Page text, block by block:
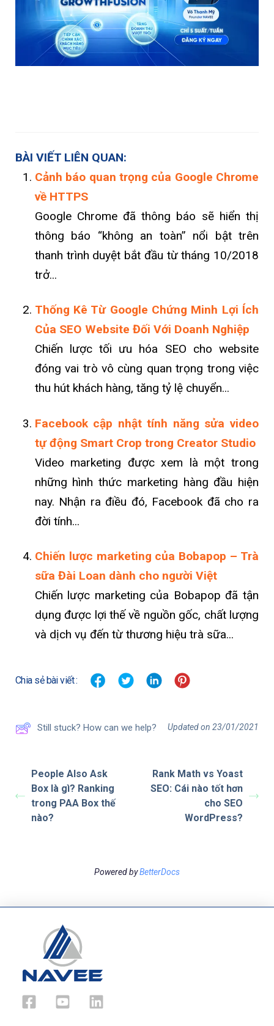
BÀI VIẾT LIÊN QUAN:
Cảnh báo quan trọng của Google Chrome
về HTTPS
Google Chrome đã thông báo sẽ hiển thị
thông báo “không an toàn” nổi bật trên
thanh trình duyệt bắt đầu từ tháng 10/2018
trở...
Thống Kê Từ Google Chứng Minh Lợi Ích
Của SEO Website Đối Với Doanh Nghiệp
Chiến lược tối ưu hóa SEO cho website
đóng vai trò vô cùng quan trọng trong việc
thu hút khách hàng, tăng tỷ lệ chuyển...
Facebook cập nhật tính năng sửa video
tự động Smart Crop trong Creator Studio
Video marketing được xem là một trong
những hình thức marketing hàng đầu hiện
nay. Nhận ra điều đó, Facebook đã cho ra
đời tính...
Chiến lược marketing của Bobapop – Trà
sữa Đài Loan dành cho người Việt
Chiến lược marketing của Bobapop đã tận
dụng được lợi thế về nguồn gốc, chất lượng
và dịch vụ đến từ thương hiệu trà sữa...
Chia sẻ bài viết :
Still stuck? How can we help? Updated on 23/01/2021
People Also Ask
Box là gì? Ranking
trong PAA Box thế
nào?
Rank Math vs Yoast
SEO: Cái nào tốt hơn
cho SEO
WordPress?
Powered byBetterDocs